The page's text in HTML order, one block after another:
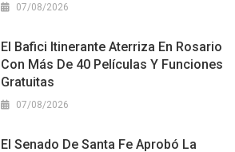
07/08/2026
El Bafici Itinerante Aterriza En Rosario
Con Más De 40 Películas Y Funciones
Gratuitas
07/08/2026
El Senado De Santa Fe Aprobó La